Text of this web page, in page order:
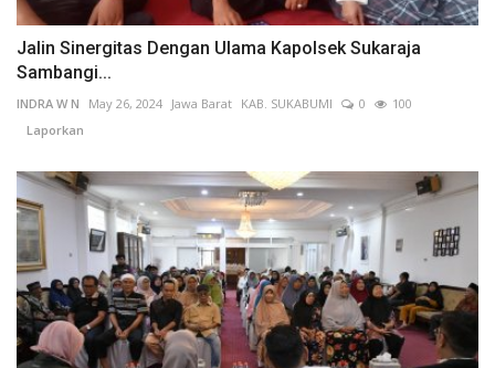
Jalin Sinergitas Dengan Ulama Kapolsek Sukaraja
Sambangi...
INDRA W N May 26, 2024 Jawa Barat KAB. SUKABUMI 0
100
Laporkan